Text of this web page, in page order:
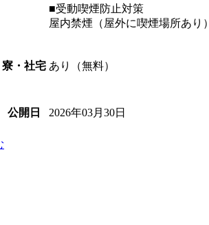
■受動喫煙防止対策
屋内禁煙（屋外に喫煙場所あり）
寮・社宅 あり（無料）
公開日 2026年03月30日